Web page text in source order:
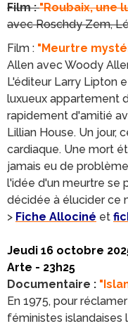
Film :"Roubaix, une
avec Roschdy Zem,
Film : "Meurtre
Allen avec Woody
L'éditeur Larry Lipton
luxueux appartement
rapidement d'amitié
Lillian House. Un jour,
cardiaque. Une mort
jamais eu de
l'idée d'un meurtre se
décidée à élucider ce
> Fiche Allociné et
Jeudi 16 octobre
Arte - 23h25
Documentaire :
En 1975, pour
féministes islandaises